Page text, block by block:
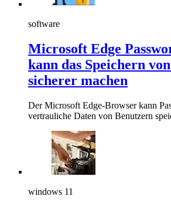
software
Microsoft Edge
kann das Speichern
sicherer machen
Der Microsoft Edge-Browser kann
vertrauliche Daten von Benutzern
windows 11